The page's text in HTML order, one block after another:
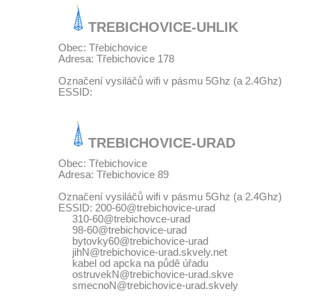
TREBICHOVICE-UHLIK
Obec: Třebichovice
Adresa: Třebichovice 178
Označení vysiláčů wifi v pásmu 5Ghz (a 2.4Ghz)
ESSID:
TREBICHOVICE-URAD
Obec: Třebichovice
Adresa: Třebichovice 89
Označení vysiláčů wifi v pásmu 5Ghz (a 2.4Ghz)
ESSID: 200-60@trebichovice-urad
310-60@trebichovce-urad
98-60@trebichovice-urad
bytovky60@trebichovice-urad
jihN@trebichovice-urad.skvely.net
kabel od apcka na půdě úřadu
ostruvekN@trebichovice-urad.skve
smecnoN@trebichovice-urad.skvely